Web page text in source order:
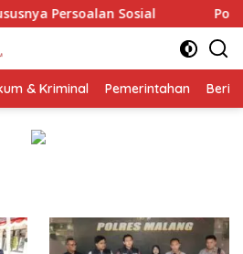
Polresta Malang Kota
& Kriminal Pemerintahan